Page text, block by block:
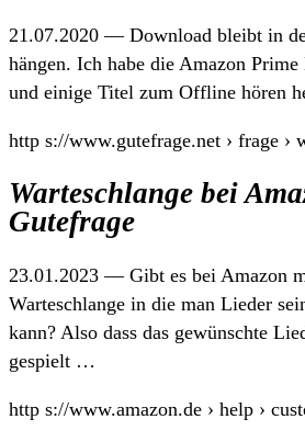
21.07.2020 — Download bleibt in
hängen. Ich habe die Amazon
und einige Titel zum Offline hören
http s://www.gutefrage.net › frage ›
Warteschlange bei
Gutefrage
23.01.2023 — Gibt es bei Amazon
Warteschlange in die man Lieder
kann? Also dass das gewünschte
gespielt …
http s://www.amazon.de › help ›